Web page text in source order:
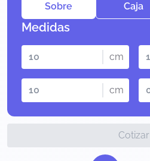
Sobre Caja
Medidas
cm
cm
Cotizar